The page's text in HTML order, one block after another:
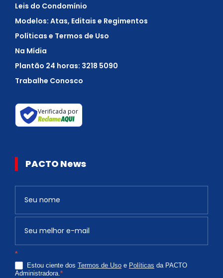
Leis do Condomínio
Modelos: Atas, Editais e Regimentos
Políticas e Termos de Uso
Na Mídia
Plantão 24 horas: 3218 5090
Trabalhe Conosco
Verificada por
PACTO News
*
Estou ciente dos Termos de Uso e Políticas da PACTO
Administradora.*
v
ê